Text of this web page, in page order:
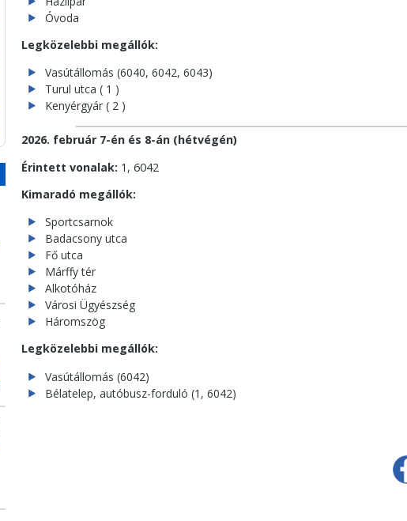
Óvoda
Legközelebbi megállók:
Vasútállomás (6040, 6042, 6043)
Turul utca ( 1 )
Kenyérgyár ( 2 )
2026. február 7-én és 8-án (hétvégén)
Érintett vonalak: 1, 6042
Kimaradó megállók:
Sportcsarnok
Badacsony utca
Fő utca
Márffy tér
Alkotóház
Városi Ügyészség
Háromszög
Legközelebbi megállók:
Vasútállomás (6042)
Bélatelep, autóbusz-forduló (1, 6042)